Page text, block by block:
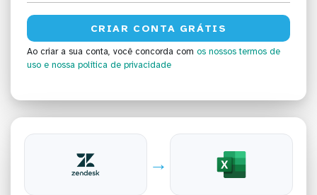
Ao criar a sua conta, você concorda com os nossos termos de
uso e nossa política de privacidade
→